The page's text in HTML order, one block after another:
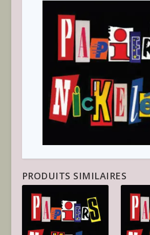
PRODUITS SIMILAIRES